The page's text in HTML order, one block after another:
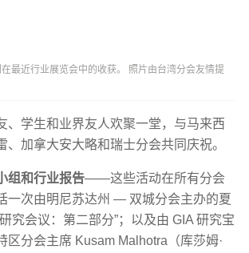
最近行业展览会中的收获。 照片由台湾分会友情提
学生和业界友人欢聚一堂，与马来西
、加拿大安大略和瑞士分会共同庆祝。
组和行业报告——这些活动在所有分会
一次由明尼苏达州 — 双城分会主办的夏
究会议：第二部分”；以及由 GIA 研究宝
区分会主席 Kusam Malhotra（库莎姆·